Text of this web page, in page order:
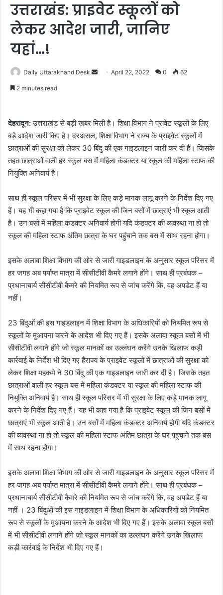
उत्तराखंड: प्राइवेट स्कूलों को
लेकर आदेश जारी, जानिए
यहां…!
Daily Uttarakhand Desk
SendApril 22, 2022 0 62
2 minutes read
देहरादून:उत्तराखंड से बड़ी खबर मिली है। शिक्षा विभाग ने प्रावेट स्कूलों के लिए
बड़े आदेश जारी किए है। दरअसल, शिक्षा विभाग ने राज्य के प्राइवेट स्कूलों में
छात्राओं की सुरक्षा को लेकर 30 बिंदु की एक गाइडलाइन जारी कर दी है। जिसके
तहत छात्राओं वाली हर स्कूल बस में महिला कंडक्टर या स्कूल की महिला स्टाफ की
नियुक्ति अनिवार्य है।
साथ ही स्कूल परिसर में भी सुरक्षा के लिए कड़े मानक लागू करने के निर्देश दिए गए
हैं। यह भी कहा गया है कि प्राइवेट स्कूल की जिन बसों में छात्राएं भी स्कूल आती
है। उन बसों में महिला कंडक्टर अनिवार्य होगी यदि कंडक्टर की व्यवस्था ना हो तो
स्कूल की महिला स्टाफ अंतिम छात्रा के घर पहुंचाने तक बस में साथ रहना होगा।
इसके अलावा शिक्षा विभाग की ओर से जारी गाइडलाइन के अनुसार स्कूल परिसर में
हर जगह अब पर्याप्त मात्रा में सीसीटीवी कैमरे लगाने होंगे। साथ ही प्रबंधक –
प्रधानाचार्य सीसीटीवी कैमरे की नियमित रूप से जांच करेंगे कि, वह अपडेट हैं या
नहीं।
23 बिंदुओं की इस गाइडलाइन में शिक्षा विभाग के अधिकारियों को नियमित रूप से
स्कूलों के मुआयना करने के आदेश भी दिए गए हैं। इसके अलावा स्कूल बसों में भी
सीसीटीवी लगाने होंगे जो स्कूल मानकों का उल्लंघन करेंगे उनके खिलाफ कड़ी
कार्रवाई के निर्देश भी दिए गए हैंराज्य के प्राइवेट स्कूलों में छात्राओं की सुरक्षा को
लेकर शिक्षा महकमे ने 30 बिंदु की एक गाइडलाइन जारी कर दी है। जिसके तहत
छात्राओं वाली हर स्कूल बस में महिला कंडक्टर या स्कूल की महिला स्टाफ की
नियुक्ति अनिवार्य है। साथ ही स्कूल परिसर में भी सुरक्षा के लिए कड़े मानक लागू
करने के निर्देश दिए गए हैं। यह भी कहा गया है कि प्राइवेट स्कूल की जिन बसों में
छात्राएं भी स्कूल आती है। उन बसों में महिला कंडक्टर अनिवार्य होगी यदि कंडक्टर
की व्यवस्था ना हो तो स्कूल की महिला स्टाफ अंतिम छात्रा के घर पहुंचाने तक बस
में साथ रहना होगा।
इसके अलावा शिक्षा विभाग की ओर से जारी गाइडलाइन के अनुसार स्कूल परिसर में
हर जगह अब पर्याप्त मात्रा में सीसीटीवी कैमरे लगाने होंगे। साथ ही प्रबंधक –
प्रधानाचार्य सीसीटीवी कैमरे की नियमित रूप से जांच करेंगे कि, वह अपडेट हैं या
नहीं । 23 बिंदुओं की इस गाइडलाइन में शिक्षा विभाग के अधिकारियों को नियमित
रूप से स्कूलों के मुआयना करने के आदेश भी दिए गए हैं। इसके अलावा स्कूल बसों
में भी सीसीटीवी लगाने होंगे जो स्कूल मानकों का उल्लंघन करेंगे उनके खिलाफ
कड़ी कार्रवाई के निर्देश भी दिए गए हैं।